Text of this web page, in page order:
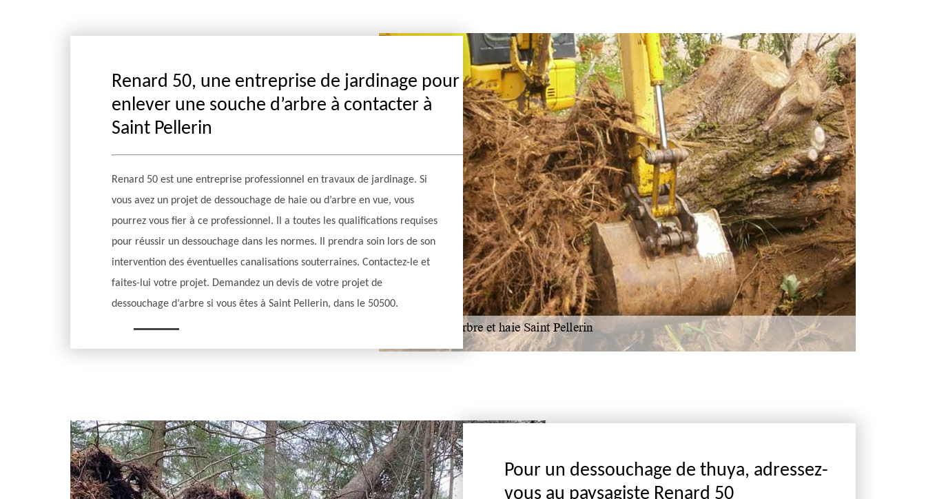
Renard 50, une entreprise de jardinage pour
enlever une souche d’arbre à contacter à
Saint Pellerin
Renard 50 est une entreprise professionnel en travaux de jardinage. Si
vous avez un projet de dessouchage de haie ou d’arbre en vue, vous
pourrez vous fier à ce professionnel. Il a toutes les qualifications requises
pour réussir un dessouchage dans les normes. Il prendra soin lors de son
intervention des éventuelles canalisations souterraines. Contactez-le et
faites-lui votre projet. Demandez un devis de votre projet de
dessouchage d’arbre si vous êtes à Saint Pellerin, dans le 50500.
Pour un dessouchage de thuya, adressez-
vous au paysagiste Renard 50